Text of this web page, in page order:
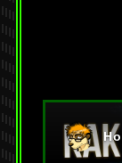
На YouTube: